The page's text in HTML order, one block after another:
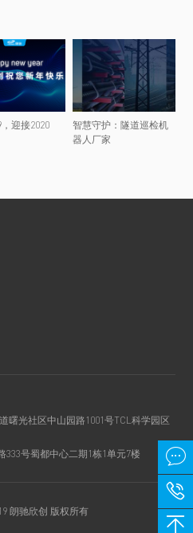
迎接2020
智慧守护：隧道巡检机
器人厂家
曙光社区中山园路1001号TCL科学园区
号蜀都中心二期1栋1单元7楼
朗驰欣创 版权所有


